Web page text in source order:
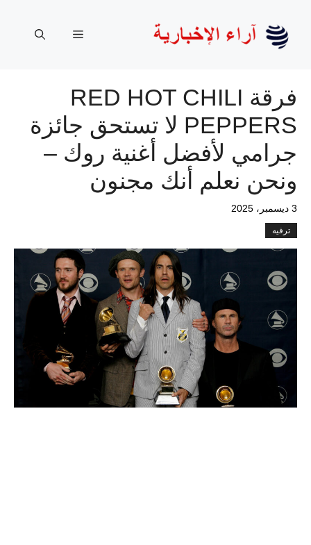
المحتوى
القائمة
فرقة RED HOT CHILI
PEPPERS لا تستحق جائزة
جرامي لأفضل أغنية روك –
ونحن نعلم أنك مجنون
3 ديسمبر، 2025
ترفيه